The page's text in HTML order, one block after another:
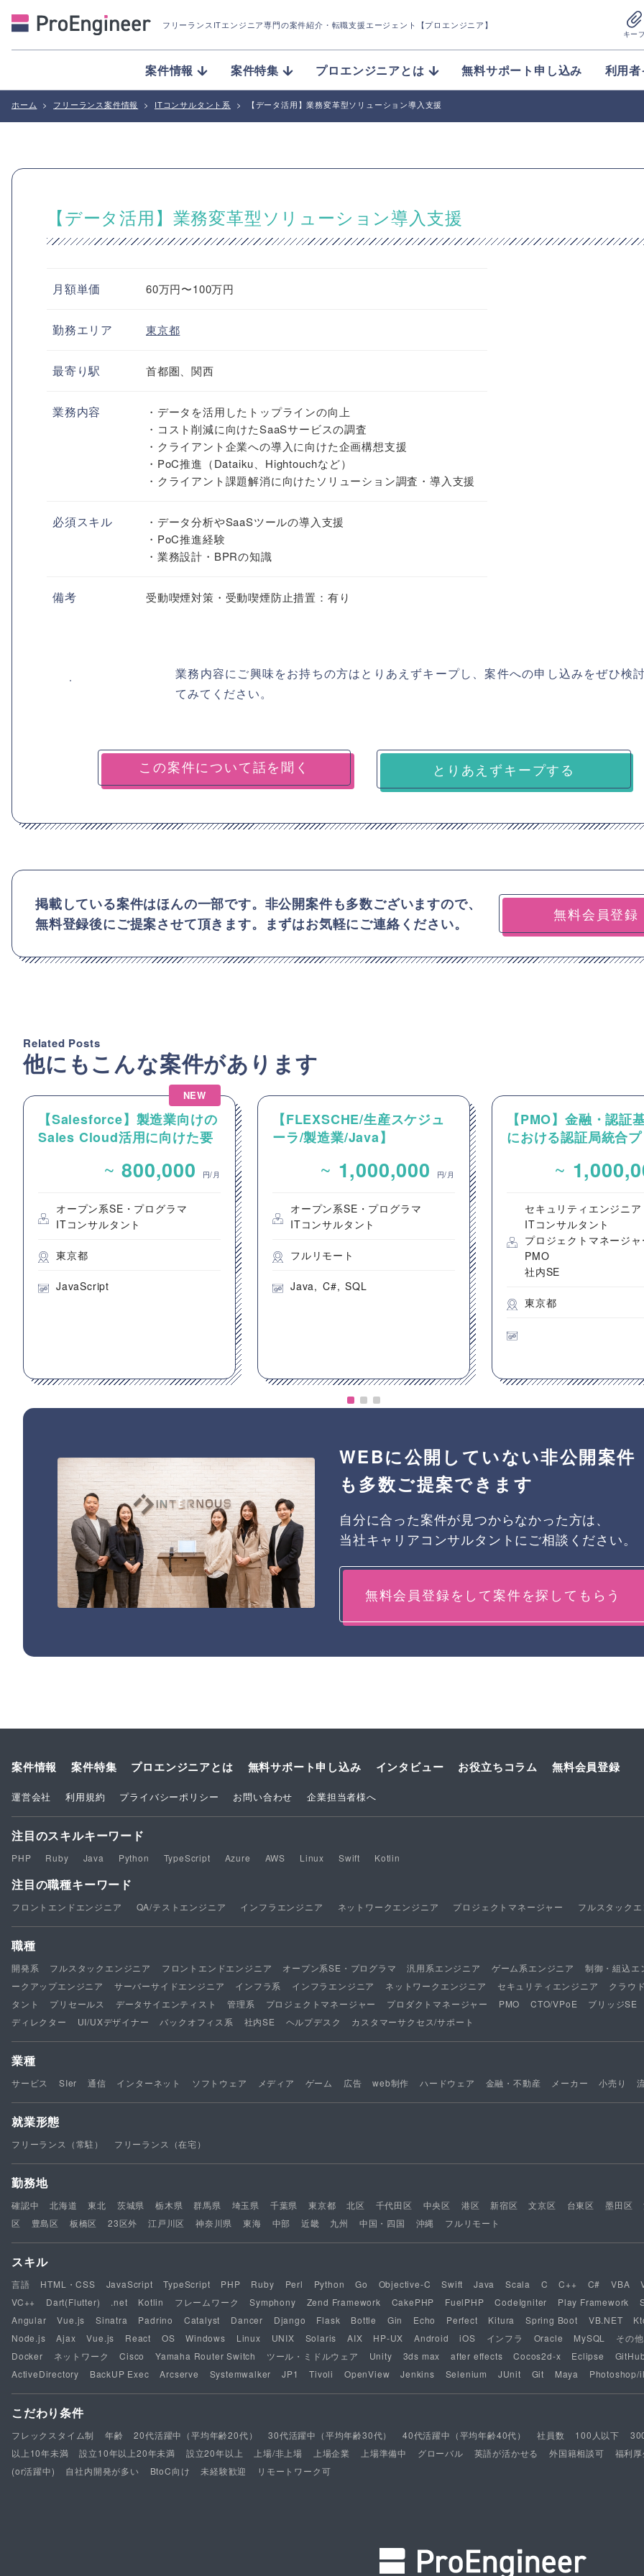
フリーランスITエンジニア専門の案件紹介 ・転職支援エージェント【プロエンジニア】
キー
案件情報 案件特集 プロエンジニアとは 無料サポート申し込み 利用
ホーム > フリーランス案件情報 > ITコンサルタント系 > 【データ活用】業務変革型ソリューション導入支援
【データ活用】業務変革型ソリューション導入支援
月額単価 60万円〜100万円
勤務エリア 東京都
最寄り駅 首都圏、関西
業務内容
・データを活用したトップラインの向上
・コスト削減に向けたSaaSサービスの調査
・クライアント企業への導入に向けた企画構想支援
・PoC推進（Dataiku、Hightouchなど）
・クライアント課題解消に向けたソリューション調査・導入支援
必須スキル
・データ分析やSaaSツールの導入支援
・PoC推進経験
・業務設計・BPRの知識
備考 受動喫煙対策・受動喫煙防止措置：有り
業務内容にご興味をお持ちの方はとりあえずキープし、案件への申し込みをぜひ検
てみてください。
とりあえずキープする
掲載している案件はほんの一部です。非公開案件も多数ございますので、
無料登録後にご提案させて頂きます。まずはお気軽にご連絡ください。
無料会員登録
Related Posts
他にもこんな案件があります
NEW
【Salesforce】製造業向けの
Sales Cloud活用に向けた要
~ 800,000 円/月
オープン系SE・プログラマ
ITコンサルタント
東京都
JavaScript
【FLEXSCHE/生産スケジュ
ーラ/製造業/Java】
け生産スケジューラ導入・保
~ 1,000,000 円/月
オープン系SE・プログラマ
ITコンサルタント
フルリモート
Java C# SQL
【PMO】金融・認証
における認証局統合
~
セキュリティエンジニア
ITコンサルタント
プロジェクトマネージ
PMO
社内SE
東京都
WEBに公開していない非公開案件
も多数ご提案できます
自分に合った案件が見つからなかった方は、
当社キャリアコンサルタントにご相談ください。
無料会員登録をして案件を探してもらう
案件情報 案件特集 プロエンジニアとは 無料サポート申し込み インタビュー お役立ちコラム 無料会員登録
運営会社 利用規約 プライバシーポリシー お問い合わせ 企業担当者様へ
注目のスキルキーワード
PHP Ruby Java Python TypeScript Azure AWS Linux Swift Kotlin
注目の職種キーワード
フロントエンドエンジニア QA/テストエンジニア インフラエンジニア ネットワークエンジニア プロジェクトマネージャー フルスタック
職種
開発系 フルスタックエンジニア フロントエンドエンジニア オープン系SE・プログラマ 汎用系エンジニア ゲーム系エンジニア
制御・組込エ
ークアップエンジニア
サーバーサイドエンジニア インフラ系 インフラエンジニア ネットワークエンジニア セキュリティエンジニア
クラウ
タント
プリセールス データサイエンティスト 管理系 プロジェクトマネージャー プロダクトマネージャー PMO CTO/VPoE
ブリッジSE
ディレクター
UI/UXデザイナー バックオフィス系 社内SE ヘルプデスク カスタマーサクセス/サポート
業種
サービス SIer 通信 インターネット ソフトウェア メディア ゲーム 広告 web制作 ハードウェア 金融・不動産 メーカー 小売り
就業形態
フリーランス（常駐） フリーランス（在宅）
勤務地
確認中 北海道 東北 茨城県 栃木県 群馬県 埼玉県 千葉県 東京都 北区 千代田区 中央区 港区 新宿区 文京区 台東区 墨田区
区
豊島区 板橋区 23区外 江戸川区 神奈川県 東海 中部 近畿 九州 中国・四国 沖縄 フルリモート
スキル
言語 HTML・CSS JavaScript TypeScript PHP Ruby Perl Python Go Objective-C Swift Java Scala C C++ C# VBA
VC++
Dart(Flutter) .net Kotlin フレームワーク Symphony Zend Framework CakePHP FuelPHP CodeIgniter Play Framework
Angular
Vue.js Sinatra Padrino Catalyst Dancer Django Flask Bottle Gin Echo Perfect Kitura Spring Boot VB.NET
Node.js
Ajax Vue.js React OS Windows Linux UNIX Solaris AIX HP-UX Android iOS インフラ Oracle MySQL
その他
Docker
ネットワーク Cisco Yamaha Router Switch ツール・ミドルウェア Unity 3ds max after effects Cocos2d-x Eclipse
ActiveDirectory
BackUP Exec Arcserve Systemwalker JP1 Tivoli OpenView Jenkins Selenium JUnit Git Maya Photoshop/
こだわり条件
フレックスタイム制 年齢 20代活躍中（平均年齢20代） 30代活躍中（平均年齢30代） 40代活躍中（平均年齢40代） 社員数 100人以下
以上10年未満
設立10年以上20年未満 設立20年以上 上場/非上場 上場企業 上場準備中 グローバル 英語が活かせる 外国籍相談可
福利
(or活躍中)
自社内開発が多い BtoC向け 未経験歓迎 リモートワーク可